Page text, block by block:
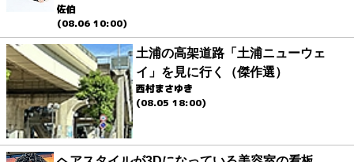
佐伯
(08.06 10:00)
土浦の高架道路「土浦ニューウェ
イ」を見に行く（傑作選）
西村まさゆき
(08.05 18:00)